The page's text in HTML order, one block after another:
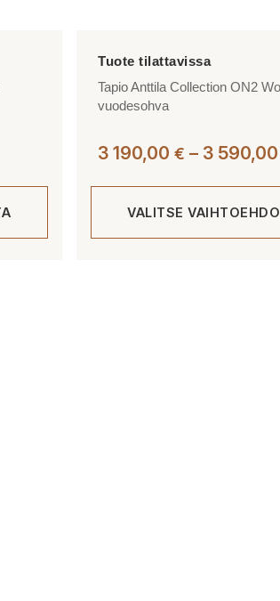
Tapio Anttila Collection ON2
vuodesohva
3 190,00 € – 3 590,00
VALITSE